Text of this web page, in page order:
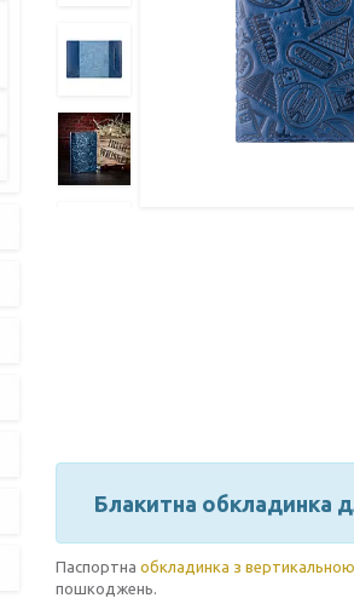
Блакитна обкладинка
Паспортна обкладинка з вертикальною
пошкоджень.